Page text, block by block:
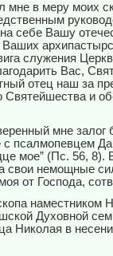
мне в меру моих
себе Вашу
служения
Вас,
отец наш за
Святейшества и
мне залог
псалмопевцем
мое” (Пс. 56, 8).
свои немощные
от Господа,
наместником
Духовной
Николая в